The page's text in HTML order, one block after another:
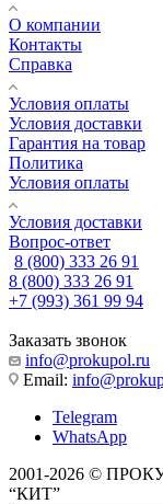
О компании
Контакты
Справка
Условия оплаты
Условия доставки
Гарантия на товар
Политика
Условия оплаты
Условия доставки
Вопрос-ответ
8 (800) 333 26 91
8 (800) 333 26 91
+7 (993) 361 99 94
Заказать звонок
info@prokupol.ru
Email:
Telegram
WhatsApp
2001-2026 ©
“КИТ”